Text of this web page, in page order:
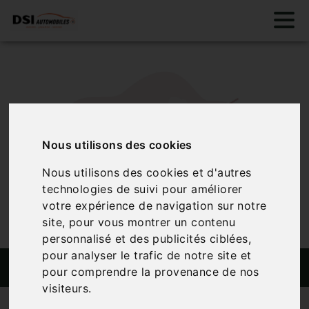
Nous utilisons des cookies
Nous utilisons des cookies et d'autres
technologies de suivi pour améliorer
votre expérience de navigation sur notre
site, pour vous montrer un contenu
personnalisé et des publicités ciblées,
pour analyser le trafic de notre site et
pour comprendre la provenance de nos
visiteurs.
RECHERCHE PERSONNALISÉE